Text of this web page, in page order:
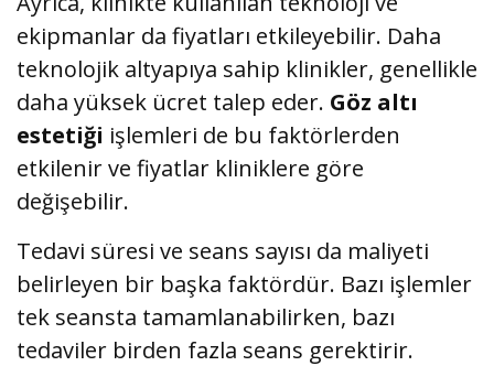
ekipmanlar da fiyatları etkileyebilir. Daha
teknolojik altyapıya sahip klinikler, genellikle
daha yüksek ücret talep eder. Göz altı
estetiği işlemleri de bu faktörlerden
etkilenir ve fiyatlar kliniklere göre
değişebilir.
Tedavi süresi ve seans sayısı da maliyeti
belirleyen bir başka faktördür. Bazı işlemler
tek seansta tamamlanabilirken, bazı
tedaviler birden fazla seans gerektirir.